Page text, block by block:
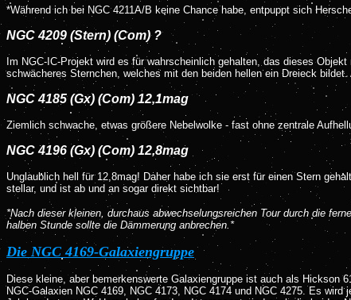
*Während ich bei NGC 4211A/B keine Chance habe, entpuppt sich
NGC 4209 (Stern) (Com) ?
Im NGC-IC-Projekt wird es für wahrscheinlich gehalten, das dieses
schwächeres Sternchen, welches mit den beiden hellen ein Dreieck
NGC 4185 (Gx) (Com) 12,1mag
Ziemlich schwache, etwas größere Nebelwolke - fast ohne zentrale
NGC 4196 (Gx) (Com) 12,8mag
Unglaublich hell für 12,8mag! Daher habe ich sie erst für einen Stern
stellar, und ist ab und an sogar direkt sichtbar!
*Nach dieser kleinen, durchaus abwechselungsreichen Tour durch die
halben Stunde sollte die Dämmerung anbrechen.*
Die NGC 4169-Galaxiengruppe
Diese kleine, aber bemerkenswerte Galaxiengruppe ist auch als Hickson
NGC-Galaxien NGC 4169, NGC 4173, NGC 4174 und NGC 4275. Es